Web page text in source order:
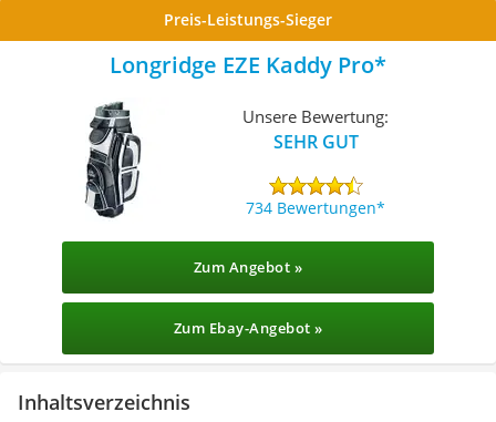
Preis-Leistungs-Sieger
Longridge EZE Kaddy Pro
Unsere Bewertung:
SEHR GUT
734 Bewertungen
Zum Angebot »
Zum Ebay-Angebot »
Inhaltsverzeichnis